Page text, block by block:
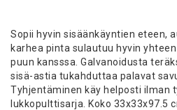
Sopii hyvin sisäänkäyntien eteen,
karhea pinta sulautuu hyvin
puun kansssa. Galvanoidusta
sisä-astia tukahduttaa palavat
Tyhjentäminen käy helposti ilman
lukkopulttisarja. Koko 33x33x97.5